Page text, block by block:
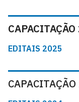
EDITAIS 2025